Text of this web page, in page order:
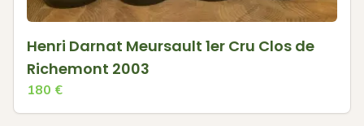
Henri Darnat Meursault 1er Cru Clos de
Richemont 2003
180 €